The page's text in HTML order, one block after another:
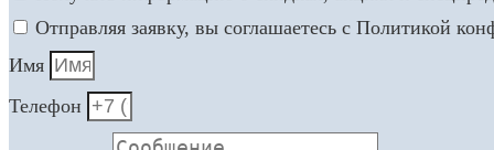
Отправляя заявку, вы соглашаетесь с Политикой
Имя
Телефон